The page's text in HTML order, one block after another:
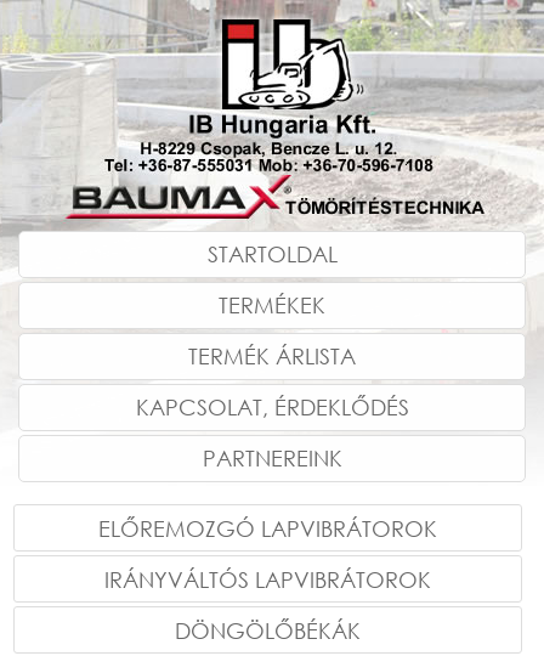
STARTOLDAL
TERMÉKEK
TERMÉK ÁRLISTA
KAPCSOLAT, ÉRDEKLŐDÉS
PARTNEREINK
ELŐREMOZGÓ LAPVIBRÁTOROK
IRÁNYVÁLTÓS LAPVIBRÁTOROK
DÖNGÖLŐBÉKÁK